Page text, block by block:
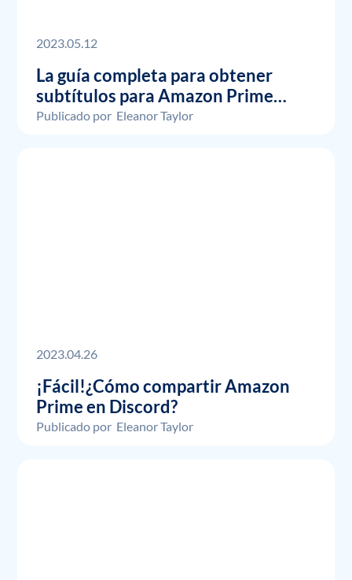
2023.05.12
La guía completa para obtener
subtítulos para Amazon Prime
Video
Publicado por Eleanor Taylor
2023.04.26
¡Fácil!¿Cómo compartir Amazon
Prime en Discord?
Publicado por Eleanor Taylor